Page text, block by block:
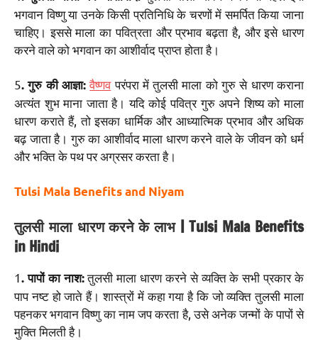
भगवान विष्णु या उनके किसी प्रतिनिधि के चरणों में समर्पित किया जाना
चाहिए। इससे माला का पवित्रता और प्रभाव बढ़ता है, और इसे धारण
करने वाले को भगवान का आशीर्वाद प्राप्त होता है।
5. गुरु की आज्ञा: वैष्णवपरंपरा में तुलसी माला को गुरु से धारण कराना
अत्यंत शुभ माना जाता है। यदि कोई पवित्र गुरु अपने शिष्य को माला
धारण कराते हैं, तो इसका धार्मिक और आध्यात्मिक प्रभाव और अधिक
बढ़ जाता है। गुरु का आशीर्वाद माला धारण करने वाले के जीवन को धर्म
और भक्ति के पथ पर अग्रसर करता है।
Tulsi Mala Benefits and Niyam
तुलसी माला धारण करने के लाभ | Tulsi Mala Benefits
in Hindi
1. पापों का नाश:तुलसी माला धारण करने से व्यक्ति के सभी प्रकार के
पाप नष्ट हो जाते हैं। शास्त्रों में कहा गया है कि जो व्यक्ति तुलसी माला
पहनकर भगवान विष्णु का नाम जप करता है, उसे अनेक जन्मों के पापों से
मुक्ति मिलती है।